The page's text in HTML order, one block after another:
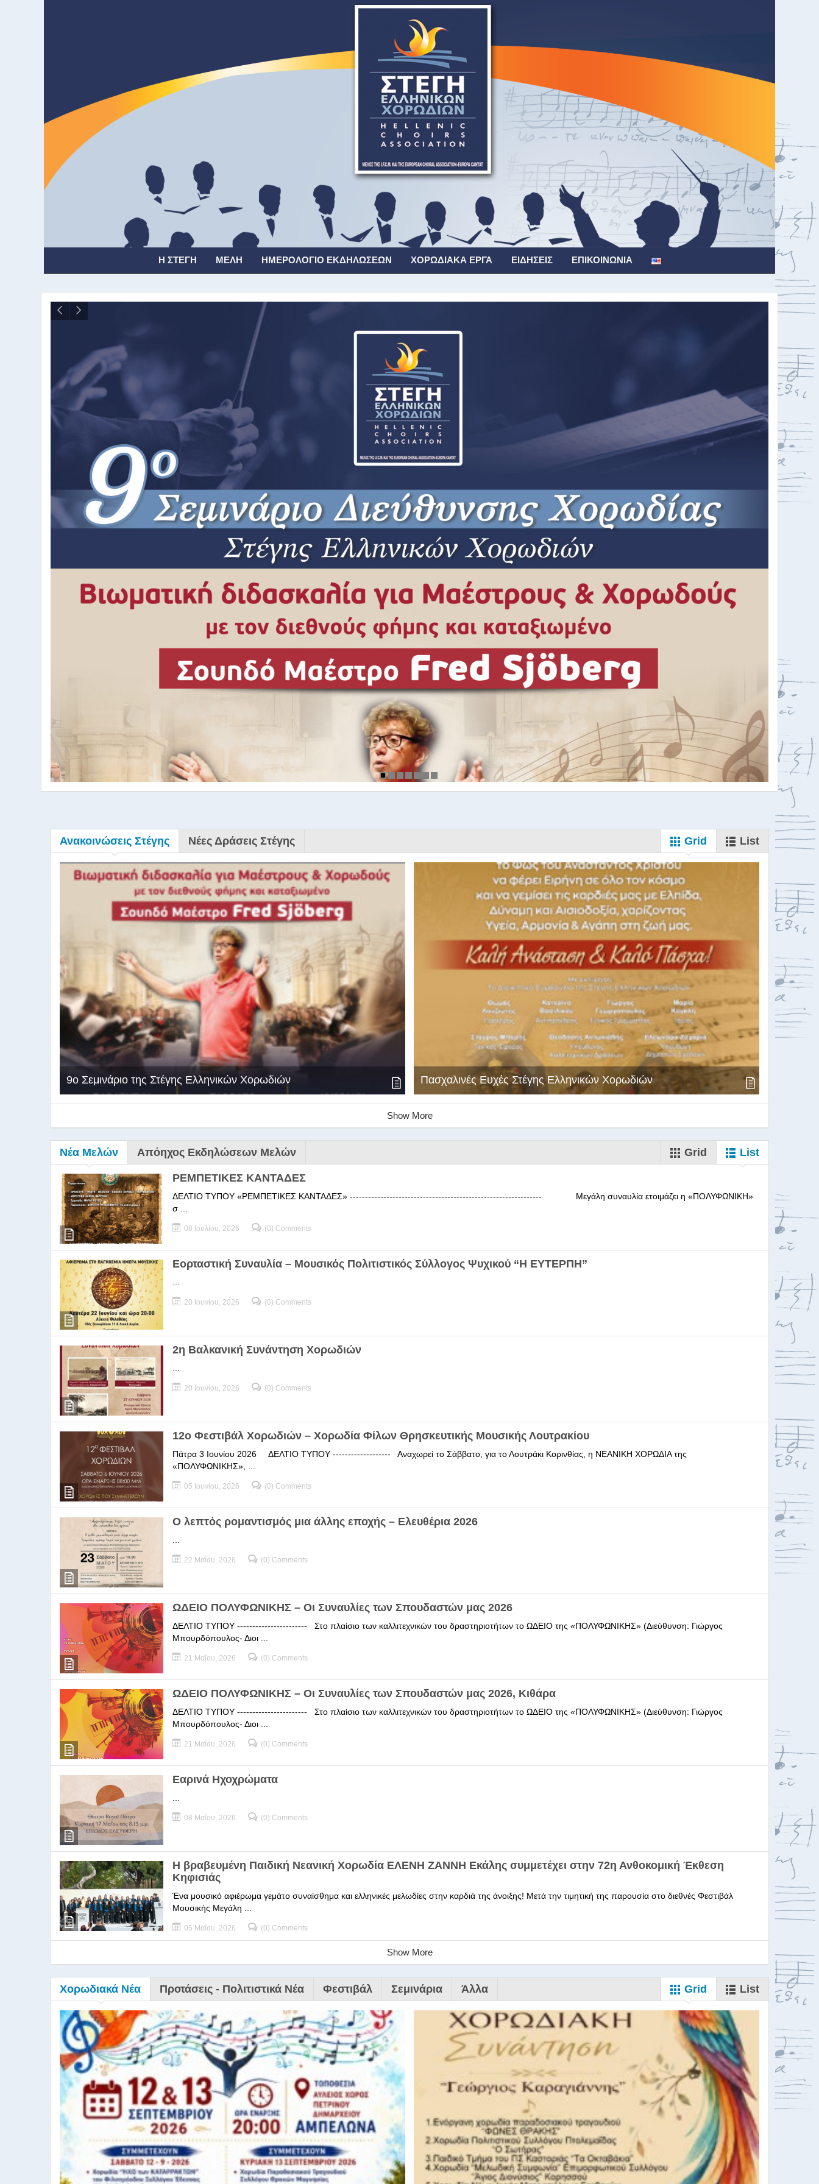
Η ΣΤΈΓΗ ΜΈΛΗ ΗΜΕΡΟΛΌΓΙΟ ΕΚΔΗΛΏΣΕΩΝ ΧΟΡΩΔΙΑΚΆ ΈΡΓΑ ΕΙΔΉΣΕΙΣ ΕΠΙΚΟΙΝΩΝΊΑ
9ο Σεμινάριο της Στέγης Ελληνικών Χορωδιών
9Ο Σεμινάριο Διεύθυνσης Χορωδίας της Στέγης Ελληνικών Χορωδιών Βιωματική διδασκαλία για Μαέστρου...
Ανακοινώσεις Στέγης Νέες Δράσεις Στέγης Grid List
9ο Σεμινάριο της Στέγης Ελληνικών Χορωδιών Πασχαλινές Ευχές Στέγης Ελληνικών Χορωδιών
Show More
Νέα Μελών Απόηχος Εκδηλώσεων Μελών Grid List
ΡΕΜΠΕΤΙΚΕΣ ΚΑΝΤΑΔΕΣ
ΔΕΛΤΙΟ ΤΥΠΟΥ «ΡΕΜΠΕΤΙΚΕΣ ΚΑΝΤΑΔΕΣ» --------------------------------------------------------------- Μεγάλη συναυλία ετοιμάζει η «ΠΟΛΥΦΩΝΙΚΗ»
σ ...
08 Ιουλίου, 2026 (0) Comments
Εορταστική Συναυλία – Μουσικός Πολιτιστικός Σύλλογος Ψυχικού “Η ΕΥΤΕΡΠΗ”
20 Ιουνίου, 2026 (0) Comments
2η Βαλκανική Συνάντηση Χορωδιών
20 Ιουνίου, 2026 (0) Comments
12ο Φεστιβάλ Χορωδιών – Χορωδία Φίλων Θρησκευτικής Μουσικής Λουτρακίου
Πάτρα 3 Ιουνίου 2026 ΔΕΛΤΙΟ ΤΥΠΟΥ ------------------- Αναχωρεί το Σάββατο, για το Λουτράκι Κορινθίας, η ΝΕΑΝΙΚΗ ΧΟΡΩΔΙΑ της
«ΠΟΛΥΦΩΝΙΚΗΣ», ...
05 Ιουνίου, 2026 (0) Comments
Ο λεπτός ρομαντισμός μια άλλης εποχής – Ελευθέρια 2026
22 Μαΐου, 2026 (0) Comments
ΩΔΕΙΟ ΠΟΛΥΦΩΝΙΚΗΣ – Οι Συναυλίες των Σπουδαστών μας 2026
ΔΕΛΤΙΟ ΤΥΠΟΥ ----------------------- Στο πλαίσιο των καλλιτεχνικών του δραστηριοτήτων το ΩΔΕΙΟ της «ΠΟΛΥΦΩΝΙΚΗΣ» (Διεύθυνση: Γιώργος
Μπουρδόπουλος- Διοι ...
21 Μαΐου, 2026 (0) Comments
ΩΔΕΙΟ ΠΟΛΥΦΩΝΙΚΗΣ – Οι Συναυλίες των Σπουδαστών μας 2026, Κιθάρα
ΔΕΛΤΙΟ ΤΥΠΟΥ ----------------------- Στο πλαίσιο των καλλιτεχνικών του δραστηριοτήτων το ΩΔΕΙΟ της «ΠΟΛΥΦΩΝΙΚΗΣ» (Διεύθυνση: Γιώργος
Μπουρδόπουλος- Διοι ...
21 Μαΐου, 2026 (0) Comments
Εαρινά Ηχοχρώματα
08 Μαΐου, 2026 (0) Comments
Η βραβευμένη Παιδική Νεανική Χορωδία ΕΛΕΝΗ ΖΑΝΝΗ Εκάλης συμμετέχει στην 72η Ανθοκομική Έκθεση
Κηφισιάς
Ένα μουσικό αφιέρωμα γεμάτο συναίσθημα και ελληνικές μελωδίες στην καρδιά της άνοιξης! Μετά την τιμητική της παρουσία στο διεθνές Φεστιβάλ
Μουσικής Μεγάλη ...
05 Μαΐου, 2026 (0) Comments
Show More
Χορωδιακά Νέα Προτάσεις - Πολιτιστικά Νέα Φεστιβάλ Σεμινάρια Άλλα Grid List